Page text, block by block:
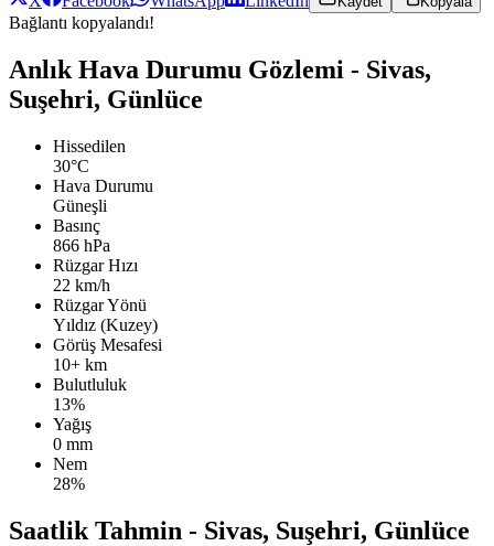
Bağlantı kopyalandı!
Anlık Hava Durumu Gözlemi - Sivas,
Suşehri, Günlüce
Hissedilen
30°C
Hava Durumu
Güneşli
Basınç
866 hPa
Rüzgar Hızı
22 km/h
Rüzgar Yönü
Yıldız (Kuzey)
Görüş Mesafesi
10+ km
Bulutluluk
13%
Yağış
0 mm
Nem
28%
Saatlik Tahmin - Sivas, Suşehri, Günlüce